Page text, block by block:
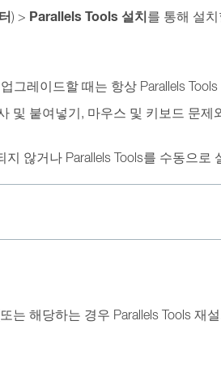
) > Parallels Tools 설치를 통해 설
그레이드할 때는 항상 Parallels
및 붙여넣기, 마우스 및 키보드 문
않거나 Parallels Tools를 수동으
는 해당하는 경우 Parallels Tools 재